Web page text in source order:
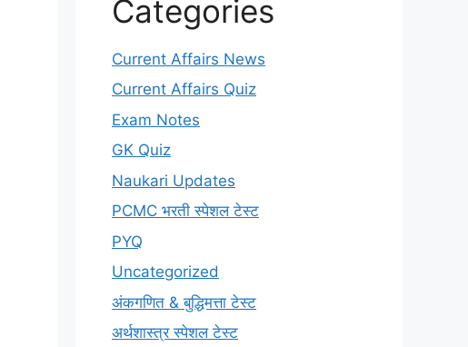
Categories
Current Affairs News
Current Affairs Quiz
Exam Notes
GK Quiz
Naukari Updates
PCMC भरती स्पेशल टेस्ट
PYQ
Uncategorized
अंकगणित & बुद्धिमत्ता टेस्ट
अर्थशास्त्र स्पेशल टेस्ट